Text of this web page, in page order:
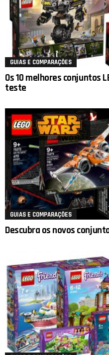
GUIAS E COMPARAÇÕES
Os 10 melhores conjuntos
teste
GUIAS E COMPARAÇÕES
Descubra os novos